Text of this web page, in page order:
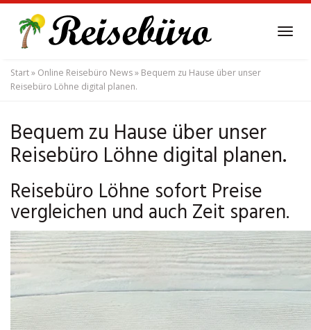
main
content
Start» Online Reisebüro News» Bequem zu Hause über unser
Reisebüro Löhne digital planen.
Bequem zu Hause über unser
Reisebüro Löhne digital planen.
Reisebüro Löhne sofort Preise
vergleichen und auch Zeit sparen.